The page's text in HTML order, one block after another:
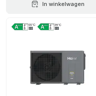
In winkelwagen